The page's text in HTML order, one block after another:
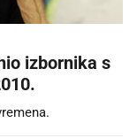
izbornika s